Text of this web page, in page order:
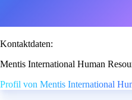
Kontaktdaten:
Mentis International Human
Profil von Mentis International